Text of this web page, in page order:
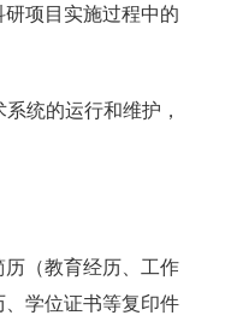
项目实施过程中的
统的运行和维护，
（教育经历、工作
学位证书等复印件